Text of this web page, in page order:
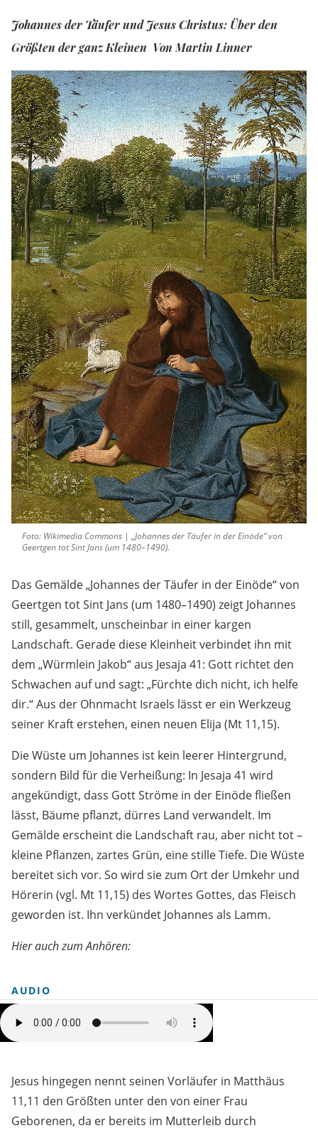
Johannes der Täufer und Jesus Christus: Über den
Größten der ganz Kleinen Von Martin Linner
Foto: Wikimedia Commons | „Johannes der Täufer in der Einöde“ von
Geertgen tot Sint Jans (um 1480–1490).
Das Gemälde „Johannes der Täufer in der Einöde“ von
Geertgen tot Sint Jans (um 1480–1490) zeigt Johannes
still, gesammelt, unscheinbar in einer kargen
Landschaft. Gerade diese Kleinheit verbindet ihn mit
dem „Würmlein Jakob“ aus Jesaja 41: Gott richtet den
Schwachen auf und sagt: „Fürchte dich nicht, ich helfe
dir.“ Aus der Ohnmacht Israels lässt er ein Werkzeug
seiner Kraft erstehen, einen neuen Elija (Mt 11,15).
Die Wüste um Johannes ist kein leerer Hintergrund,
sondern Bild für die Verheißung: In Jesaja 41 wird
angekündigt, dass Gott Ströme in der Einöde fließen
lässt, Bäume pflanzt, dürres Land verwandelt. Im
Gemälde erscheint die Landschaft rau, aber nicht tot –
kleine Pflanzen, zartes Grün, eine stille Tiefe. Die Wüste
bereitet sich vor. So wird sie zum Ort der Umkehr und
Hörerin (vgl. Mt 11,15) des Wortes Gottes, das Fleisch
geworden ist. Ihn verkündet Johannes als Lamm.
AUDIO
Jesus hingegen nennt seinen Vorläufer in Matthäus
11,11 den Größten unter den von einer Frau